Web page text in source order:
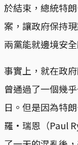
於結束，總統特
案，讓政府保持
兩黨能就邊境安
事實上，就在政
曾通過了一個幾
日。但是因為特
羅·瑞恩（Paul